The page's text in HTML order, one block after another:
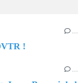
…
!
…